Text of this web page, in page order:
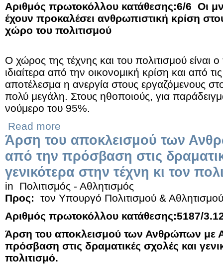
Αριθμός πρωτοκόλλου κατάθεσης:6/6 Οι
έχουν προκαλέσει ανθρωπιστική κρίση
χώρο του πολιτισμού
Ο χώρος της τέχνης και του πολιτισμού είναι
ιδιαίτερα από την οικονομική κρίση και από
αποτέλεσμα η ανεργία στους εργαζόμενους
πολύ μεγάλη. Στους ηθοποιούς, για
νούμερο του 95%.
Read more
Άρση του αποκλεισμού των
από την πρόσβαση στις
γενικότερα στην τέχνη κι τον
in
Πολιτισμός - Αθλητισμός
Προς:
τον Υπουργό Πολιτισμού & Αθλητισμού
Αριθμός πρωτοκόλλου κατάθεσης:5187/
Άρση του αποκλεισμού των Ανθρώπων με
πρόσβαση στις δραματικές σχολές και
πολιτισμό.